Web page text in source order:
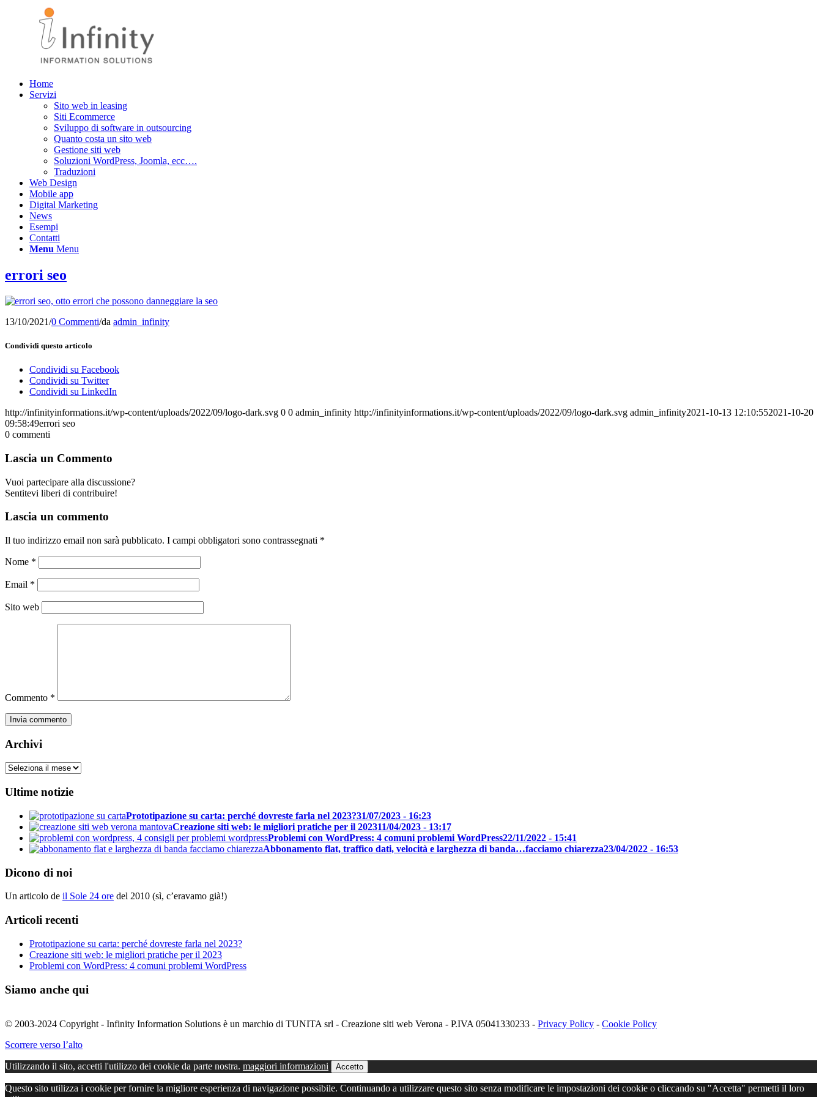
Home
Servizi
Sito web in leasing
Siti Ecommerce
Sviluppo di software in outsourcing
Quanto costa un sito web
Gestione siti web
Soluzioni WordPress, Joomla, ecc….
Traduzioni
Web Design
Mobile app
Digital Marketing
News
Esempi
Contatti
Menu Menu
errori seo
13/10/2021/0 Commenti/da admin_infinity
Condividi questo articolo
Condividi su Facebook
Condividi su Twitter
Condividi su LinkedIn
http://infinityinformations.it/wp-content/uploads/2022/09/logo-dark.svg 0 0 admin_infinity http://infinityinformations.it/wp-content/uploads/2022/09/logo-dark.svg admin_infinity2021-10-13 12:10:552021-10-20
09:58:49errori seo
0 commenti
Lascia un Commento
Vuoi partecipare alla discussione?
Sentitevi liberi di contribuire!
Lascia un commento
Il tuo indirizzo email non sarà pubblicato. I campi obbligatori sono contrassegnati *
Nome *
Email *
Sito web
Commento *
Archivi
Archivi
Ultime notizie
Prototipazione su carta: perché dovreste farla nel 2023?31/07/2023 - 16:23
Creazione siti web: le migliori pratiche per il 202311/04/2023 - 13:17
Problemi con WordPress: 4 comuni problemi WordPress22/11/2022 - 15:41
Abbonamento flat, traffico dati, velocità e larghezza di banda…facciamo chiarezza23/04/2022 - 16:53
Dicono di noi
Un articolo de il Sole 24 ore del 2010 (sì, c’eravamo già!)
Articoli recenti
Prototipazione su carta: perché dovreste farla nel 2023?
Creazione siti web: le migliori pratiche per il 2023
Problemi con WordPress: 4 comuni problemi WordPress
Siamo anche qui
© 2003-2024 Copyright - Infinity Information Solutions è un marchio di TUNITA srl - Creazione siti web Verona - P.IVA 05041330233 - Privacy Policy - Cookie Policy
Scorrere verso l’alto
Utilizzando il sito, accetti l'utilizzo dei cookie da parte nostra. maggiori informazioni Accetto
Questo sito utilizza i cookie per fornire la migliore esperienza di navigazione possibile. Continuando a utilizzare questo sito senza modificare le impostazioni dei cookie o cliccando su "Accetta" permetti il loro